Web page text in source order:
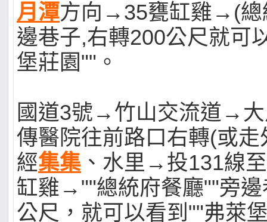
月潭方向→35甕缸雞→(總
邊巷子,右轉200公尺就可
堡莊園""。
國道3號→竹山交流道→
傳醫院往前路口右轉(或
經集集 、水里→投131線
缸雞→""總統府餐廳""旁邊
公尺，就可以看到""弗萊